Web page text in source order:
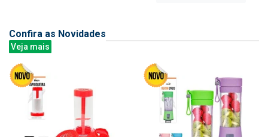
Confira as Novidades
Veja mais